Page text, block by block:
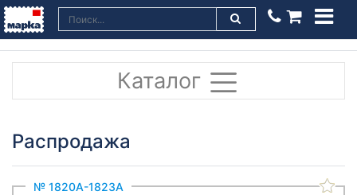
Каталог
Распродажа
№ 1820A-1823A